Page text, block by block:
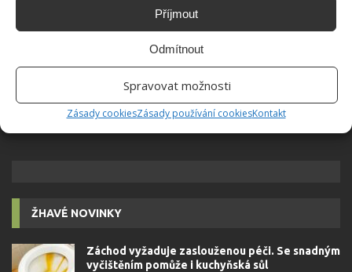
Příjmout
Odmítnout
Spravovat možnosti
Zásady cookiesZásady používání cookiesKontakt
6.5.2026
ŽHAVÉ NOVINKY
Záchod vyžaduje zaslouženou péči. Se snadným
vyčištěním pomůže i kuchyňská sůl